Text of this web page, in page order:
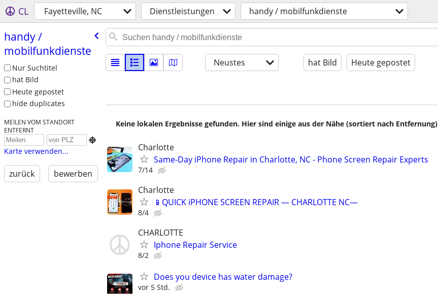
CL Fayetteville, NC Dienstleistungen handy / mobilfunkdienste
handy /​
mobilfunkdienste
Nur Suchtitel
hat Bild
Heute gepostet
hide duplicates
MEILEN VOM STANDORT
ENTFERNT

Karte verwenden...
zurück bewerben
Neustes hat Bild Heute gepostet
Keine lokalen Ergebnisse gefunden. Hier sind einige aus der Nähe (sortiert nach Entfernung)
Charlotte
Same-Day iPhone Repair in Charlotte, NC - Phone Screen Repair Experts
7/14
Charlotte
📱QUICK iPHONE SCREEN REPAIR — CHARLOTTE NC—
8/4
CHARLOTTE
Iphone Repair Service
8/2
Does you device has water damage?
vor 5 Std.